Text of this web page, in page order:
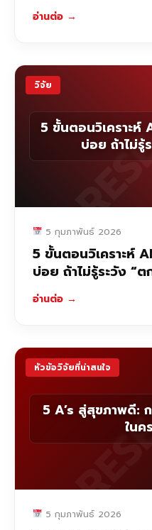
อ่านต่อ →
วิจัย
5 ขั้นตอนวิเคราะห์
บ่อย ถ้าไม่รู้
5 กุมภาพันธ์ 2026
5 ขั้นตอนวิเคราะห์
บ่อย ถ้าไม่รู้ระวัง “
อ่านต่อ →
หัวข้อวิจัยที่น่าสนใจ
5 A’s สู่สุขภาพดี:
ในค
5 กุมภาพันธ์ 2026